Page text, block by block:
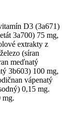
D3 (3a671)
3a700) 75 mg,
extrakty z
(síran
meďnatý
3b603) 100 mg,
vápenatý
0,15 mg.
mg.